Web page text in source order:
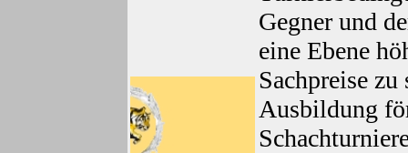
Gegner und
eine Ebene
Sachpreise
Ausbildung